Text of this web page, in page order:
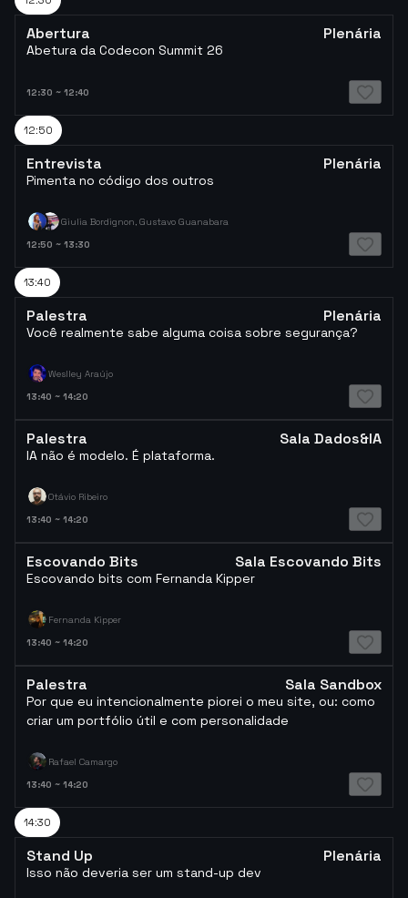
Abertura Plenária
Abetura da Codecon Summit 26
12:30 ~ 12:40
12:50
Entrevista Plenária
Pimenta no código dos outros
Giulia Bordignon, Gustavo Guanabara
12:50 ~ 13:30
13:40
Palestra Plenária
Você realmente sabe alguma coisa sobre segurança?
Weslley Araújo
13:40 ~ 14:20
Palestra Sala Dados&IA
IA não é modelo. É plataforma.
Otávio Ribeiro
13:40 ~ 14:20
Escovando Bits Sala Escovando Bits
Escovando bits com Fernanda Kipper
Fernanda Kipper
13:40 ~ 14:20
Palestra Sala Sandbox
Por que eu intencionalmente piorei o meu site, ou: como
criar um portfólio útil e com personalidade
Rafael Camargo
13:40 ~ 14:20
14:30
Stand Up Plenária
Isso não deveria ser um stand-up dev